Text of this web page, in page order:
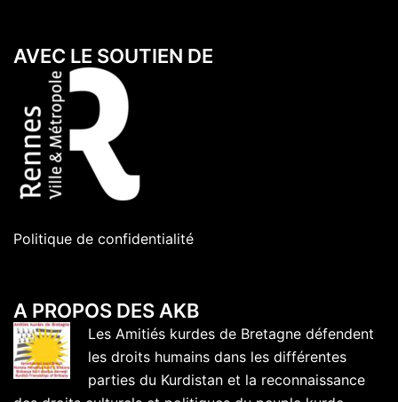
AVEC LE SOUTIEN DE
Politique de confidentialité
A PROPOS DES AKB
Les Amitiés kurdes de Bretagne défendent
les droits humains dans les différentes
parties du Kurdistan et la reconnaissance